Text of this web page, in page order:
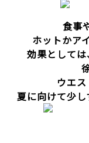
食事
ホットかア
効果として
ウエ
夏に向けて少